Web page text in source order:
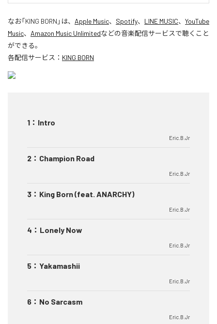
なお「KING BORN 」は、 Apple Music、 Spotify、 LINE MUSIC、 YouTube
Music、 Amazon Music Unlimitedなどの音楽配信サービスで聴くこと
ができる。
各配信サービス： KING BORN
1 ： Intro
Eric.B.Jr
2 ： Champion Road
Eric.B.Jr
3 ： King Born (feat. ANARCHY)
Eric.B.Jr
4 ： Lonely Now
Eric.B.Jr
5 ： Yakamashii
Eric.B.Jr
6 ： No Sarcasm
Eric.B.Jr